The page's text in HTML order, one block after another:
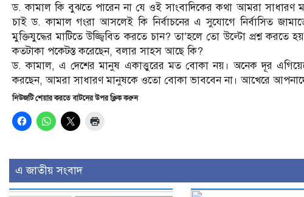
ড. কামাল কি বুঝতে পারেন না যে ওই সাংবাদিকের কথা আমরা
চাই ড. কামাল গংরা আসলেই কি নির্বাচনের এ সুযোগে নির্বাসিত
মুক্তিযুদ্ধের মাটিতে উজ্জ্বিবিত করতে চান? তা’হলে তো উল্টো প্রশ্ন
কতটাকা পকেটস্ত করেছেন, বলার সাহস আছে কি?
ড. কামাল, এ দেশের মানুষ একাত্তুরের মত বোকা নয়। অনেক দূর
করছেন, আমরা সাধারণ মানুষকে ওতো বোকা ভাববেন না। আখেরে
নিউজটি শেয়ার করতে বাটনের উপর ক্লিক করুন
এ জাতীয় সংবাদ